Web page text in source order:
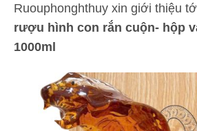
Ruouphonghthuy xin giới thiệu
rượu hình con rắn cuộn- hộp
1000ml